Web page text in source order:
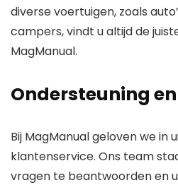
diverse voertuigen, zoals
campers, vindt u altijd de
MagManual.
Ondersteuning
Bij MagManual geloven we in
klantenservice. Ons team
vragen te beantwoorden en